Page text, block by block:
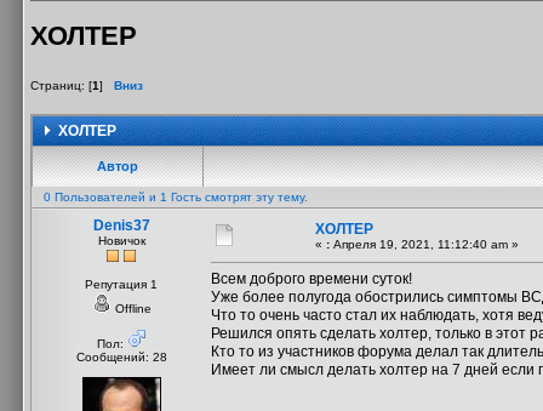
ХОЛТЕР
Страниц: [1] Вниз
ХОЛТЕР
Автор
0 Пользователей и 1 Гость смотрят эту тему.
Denis37
Новичок
Репутация 1
Offline
Пол:
Сообщений: 28
ХОЛТЕР
« : Апреля 19, 2021, 11:12:40 am »
Всем доброго времени суток!
Уже более полугода обострились симптомы
Что то очень часто стал их наблюдать, хотя
Решился опять сделать холтер, только в этот
Кто то из участников форума делал так
Имеет ли смысл делать холтер на 7 дней